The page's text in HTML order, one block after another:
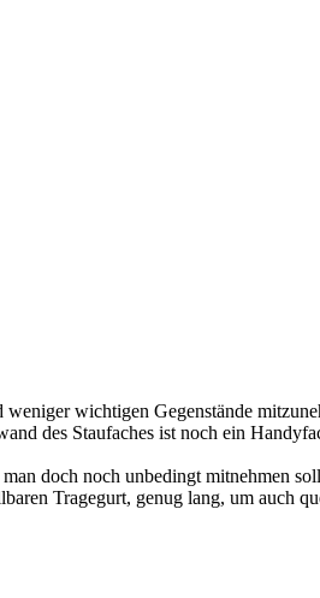
wichtigen Gegenstände
des Staufaches ist noch ein
doch noch unbedingt mitnehmen
Tragegurt, genug lang, um auch